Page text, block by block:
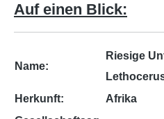
Auf einen Blick:
Name:
Riesige
Herkunft:
Afrika